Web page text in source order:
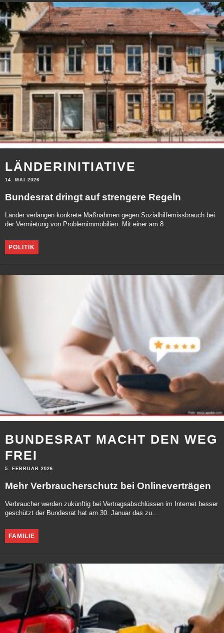
LÄNDERINITIATIVE
14. MAI 2026
Bundesrat dringt auf strengere Regeln
Länder verlangen konkrete Maßnahmen gegen Sozialhilfemissbrauch bei
der Vermietung von Problemimmobilien. Mit einer am 8...
POLITIK
BUNDESRAT MACHT DEN WEG
FREI
5. FEBRUAR 2026
Mehr Verbraucherschutz bei Onlineverträgen
Verbraucher werden zukünftig bei Vertragsabschlüssen im Internet besser
geschützt der Bundesrat hat am 30. Januar das zu...
FAMILIE